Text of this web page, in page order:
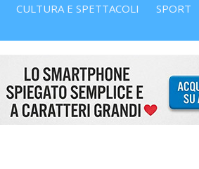
CULTURA E SPETTACOLI SPORT